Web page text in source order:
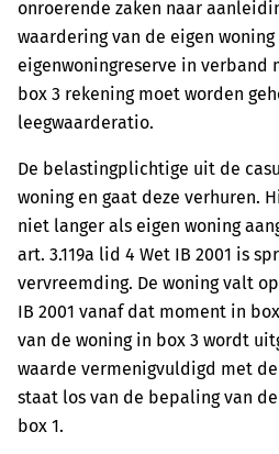
onroerende zaken naar
waardering van de eigen woning
eigenwoningreserve in verband
box 3 rekening moet worden
leegwaarderatio.
De belastingplichtige uit de
woning en gaat deze verhuren.
niet langer als eigen woning
art. 3.119a lid 4 Wet IB 2001 is
vervreemding. De woning valt
IB 2001 vanaf dat moment in
van de woning in box 3 wordt
waarde vermenigvuldigd met
staat los van de bepaling van
box 1.